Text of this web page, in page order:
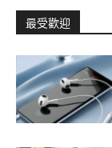
最受歡迎